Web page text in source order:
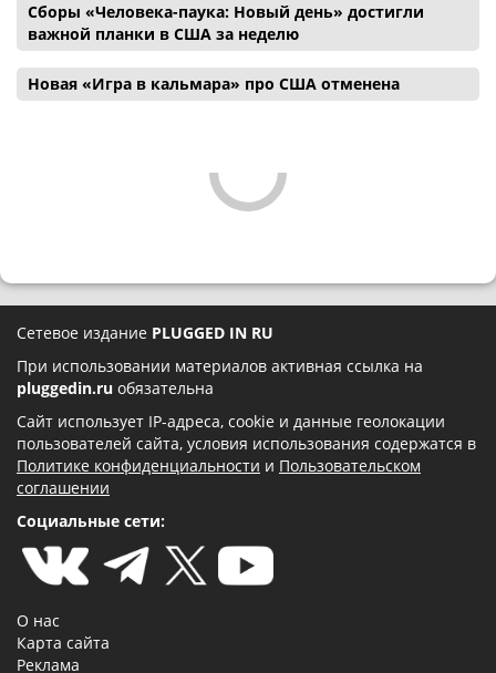
Сборы «Человека-паука: Новый день» достигли
важной планки в США за неделю
Новая «Игра в кальмара» про США отменена
Сетевое издание PLUGGED IN RU
При использовании материалов активная ссылка на
pluggedin.ru обязательна
Сайт использует IP-адреса, cookie и данные геолокации
пользователей сайта, условия использования содержатся в
Политике конфиденциальности и Пользовательском
соглашении
Социальные сети:
О нас
Карта сайта
Реклама